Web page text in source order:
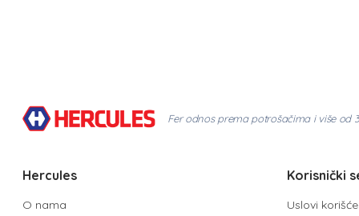
Fer odnos prema potrošačima i više od
Hercules
O nama
Korisnički
Uslovi